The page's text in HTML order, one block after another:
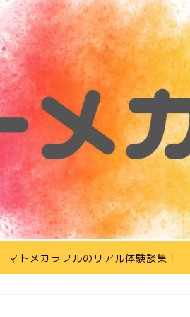
マトメカラフルのリアル体験談集！